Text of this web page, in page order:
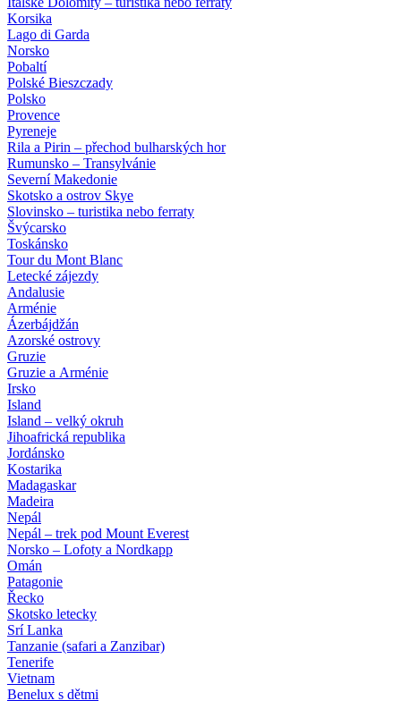
Korsika
Lago di Garda
Norsko
Pobaltí
Polské Bieszczady
Polsko
Provence
Pyreneje
Rila a Pirin – přechod bulharských hor
Rumunsko – Transylvánie
Severní Makedonie
Skotsko a ostrov Skye
Slovinsko – turistika nebo ferraty
Švýcarsko
Toskánsko
Tour du Mont Blanc
Letecké zájezdy
Andalusie
Arménie
Ázerbájdžán
Azorské ostrovy
Gruzie
Gruzie a Arménie
Irsko
Island
Island – velký okruh
Jihoafrická republika
Jordánsko
Kostarika
Madagaskar
Madeira
Nepál
Nepál – trek pod Mount Everest
Norsko – Lofoty a Nordkapp
Omán
Patagonie
Řecko
Skotsko letecky
Srí Lanka
Tanzanie (safari a Zanzibar)
Tenerife
Vietnam
Benelux s dětmi